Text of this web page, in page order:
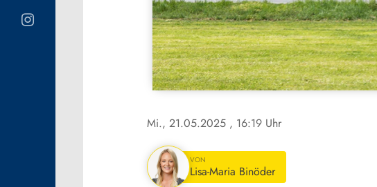
Mi., 21.05.2025 , 16:19 Uhr
VON
Lisa-Maria Binöder